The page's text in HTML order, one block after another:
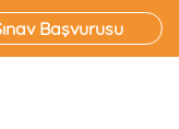
Başvurusu